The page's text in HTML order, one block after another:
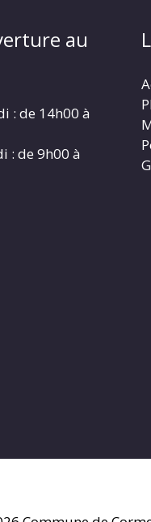
au
: de 14h00 à
: de 9h00 à